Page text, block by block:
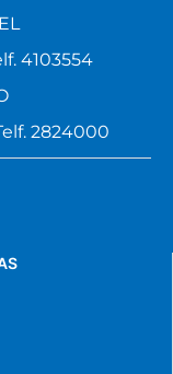
4103554
2824000